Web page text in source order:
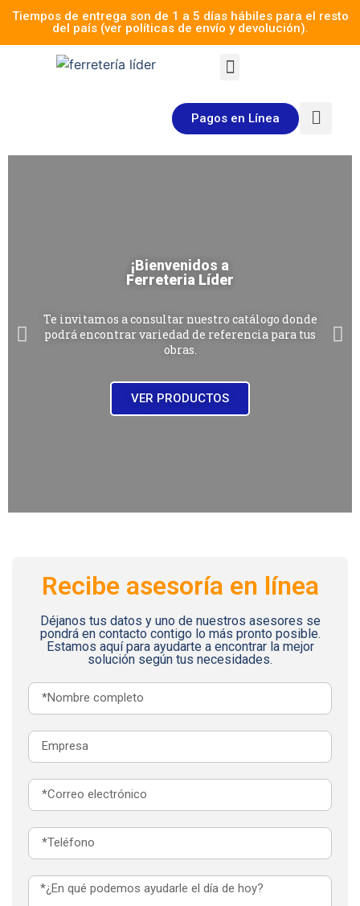
Tiempos de entrega son de 1 a 5 días hábiles para el resto
del país (ver políticas de envío y devolución).
Pagos en Línea
¡Bienvenidos a
Ferreteria Líder
Te invitamos a consultar nuestro catálogo donde
podrá encontrar variedad de referencia para tus
obras.
VER PRODUCTOS
Recibe asesoría en línea
Déjanos tus datos y uno de nuestros asesores se
pondrá en contacto contigo lo más pronto posible.
Estamos aquí para ayudarte a encontrar la mejor
solución según tus necesidades.